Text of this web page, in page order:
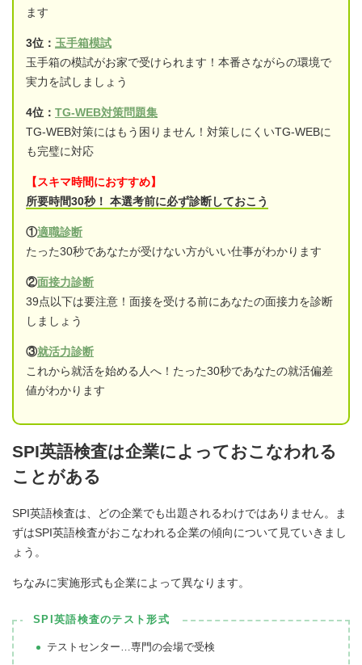
ます
3位： 玉手箱模試
玉手箱の模試がお家で受けられます！本番さながらの環境で
実力を試しましょう
4位： TG-WEB対策問題集
TG-WEB対策にはもう困りません！対策しにくいTG-WEBに
も完璧に対応
【スキマ時間におすすめ】
所要時間30秒！ 本選考前に必ず診断しておこう
①適職診断
たった30秒であなたが受けない方がいい仕事がわかります
②面接力診断
39点以下は要注意！面接を受ける前にあなたの面接力を診断
しましょう
③就活力診断
これから就活を始める人へ！たった30秒であなたの就活偏差
値がわかります
SPI英語検査は企業によっておこなわれる
ことがある
SPI英語検査は、どの企業でも出題されるわけではありません。ま
ずはSPI英語検査がおこなわれる企業の傾向について見ていきまし
ょう。
ちなみに実施形式も企業によって異なります。
SPI英語検査のテスト形式
テストセンター…専門の会場で受検